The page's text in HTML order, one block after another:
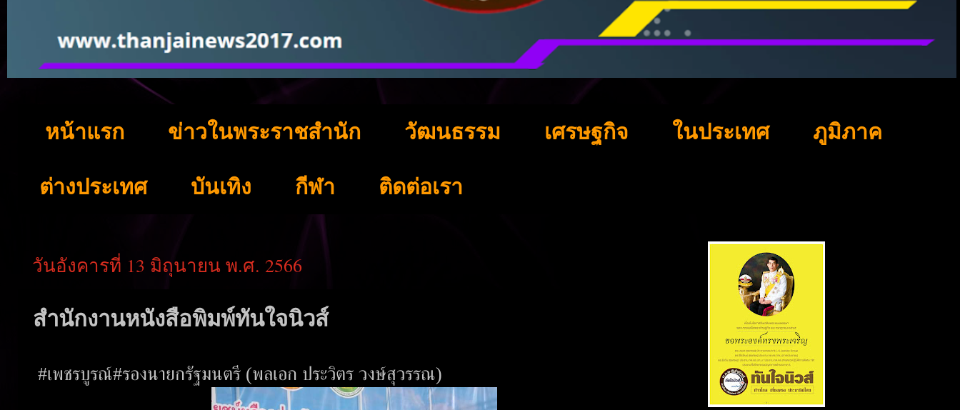
หน้าแรก ข่าวในพระราชสำนัก วัฒนธรรม เศรษฐกิจ ในประเทศ ภูมิภาค
ต่างประเทศ บันเทิง กีฬา ติดต่อเรา
วันอังคารที่ 13 มิถุนายน พ.ศ. 2566
สำนักงานหนังสือพิมพ์ทันใจนิวส์
#เพชรบูรณ์#รองนายกรัฐมนตรี (พลเอก ประวิตร วงษ์สุวรรณ)